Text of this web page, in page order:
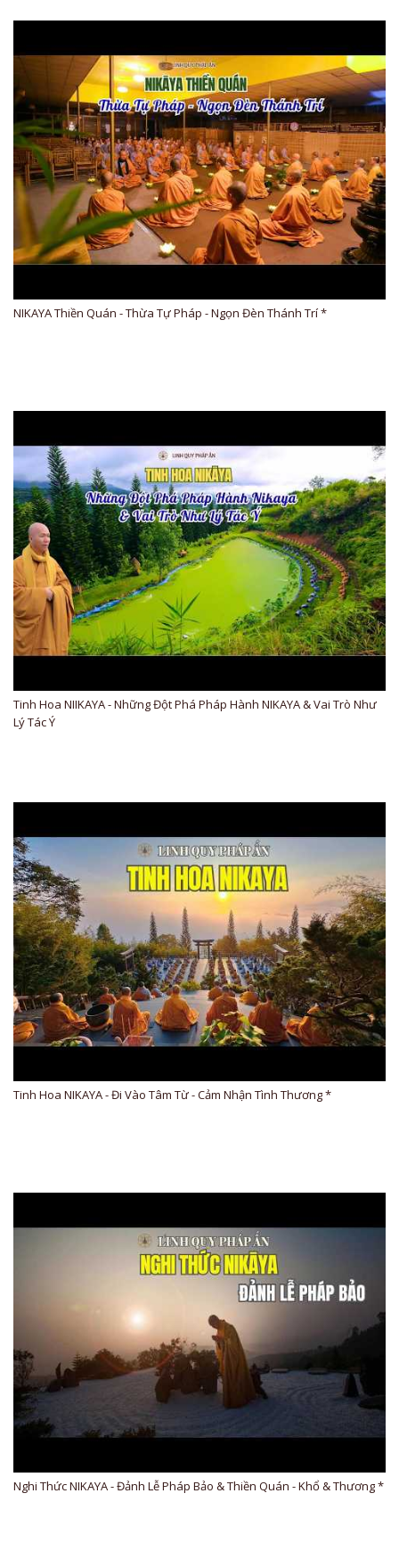
NIKAYA Thiền Quán - Thừa Tự Pháp - Ngọn Đèn Thánh Trí *
Tinh Hoa NIIKAYA - Những Đột Phá Pháp Hành NIKAYA & Vai Trò Như
Lý Tác Ý
Tinh Hoa NIKAYA - Đi Vào Tâm Từ - Cảm Nhận Tình Thương *
Nghi Thức NIKAYA - Đảnh Lễ Pháp Bảo & Thiền Quán - Khổ & Thương *